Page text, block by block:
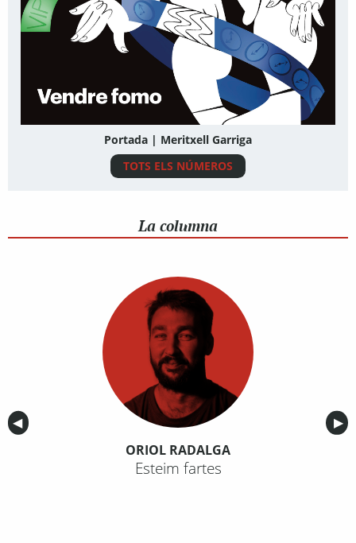
Portada | Meritxell Garriga
TOTS ELS NÚMEROS
La columna
Anterior
◀︎ ▶︎
ORIOL RADALGA
Esteim fartes